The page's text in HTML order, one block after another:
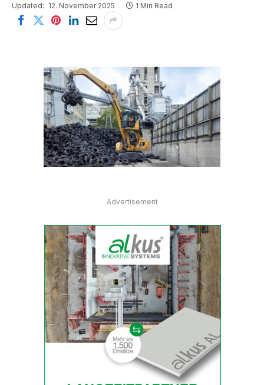
Updated: 12. November 2025 1 Min Read
Advertisement